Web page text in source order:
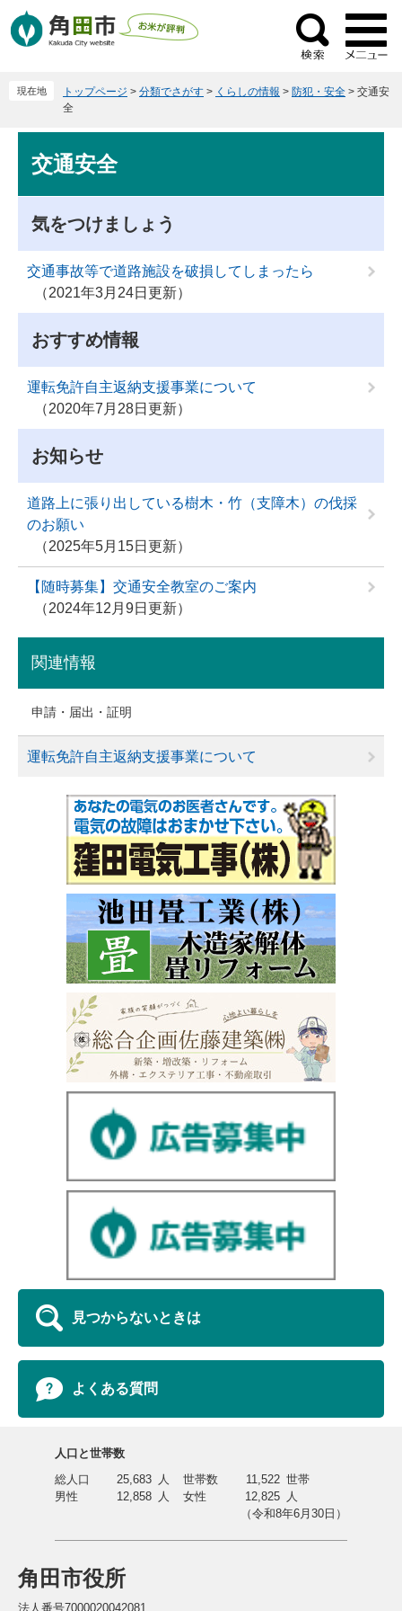
ー
ニ
検
索
現在地 トップページ > 分類でさがす > くらしの情報 > 防犯・安全 > 交通安
全
文交通安全
気をつけましょう
交通事故等で道路施設を破損してしまったら
2021年3月24日更新
おすすめ情報
運転免許自主返納支援事業について
2020年7月28日更新
お知らせ
道路上に張り出している樹木・竹（支障木）の伐採
のお願い
2025年5月15日更新
【随時募集】交通安全教室のご案内
2024年12月9日更新
関連情報
申請・届出・証明
運転免許自主返納支援事業について
見つからないときは
よくある質問
角田市役所
法人番号7000020042081
人口と世帯数
総人口
25,683 人 世帯数 11,522 世帯
男性
12,858 人 女性 12,825 人
（令和8年6月30日）